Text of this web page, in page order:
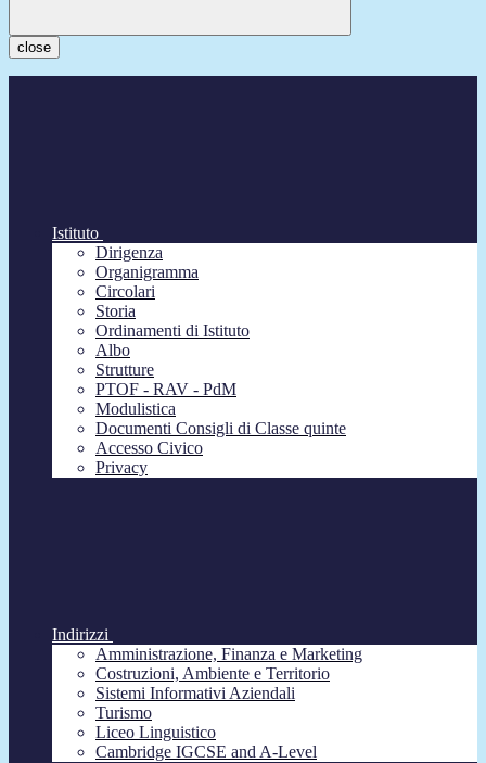
close
Istituto
Dirigenza
Organigramma
Circolari
Storia
Ordinamenti di Istituto
Albo
Strutture
PTOF - RAV - PdM
Modulistica
Documenti Consigli di Classe quinte
Accesso Civico
Privacy
Indirizzi
Amministrazione, Finanza e Marketing
Costruzioni, Ambiente e Territorio
Sistemi Informativi Aziendali
Turismo
Liceo Linguistico
Cambridge IGCSE and A-Level